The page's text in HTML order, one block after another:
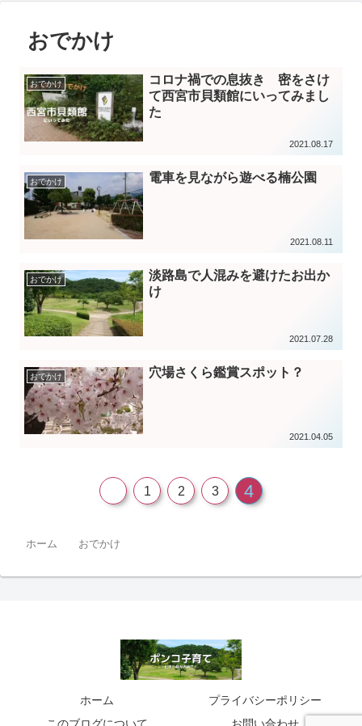
おでかけ
おでかけ
コロナ禍での息抜き 密をさけ
て西宮市貝類館にいってみまし
た
2021.08.17
おでかけ 電車を見ながら遊べる楠公園
2021.08.11
おでかけ
淡路島で人混みを避けたお出か
け
2021.07.28
おでかけ 穴場さくら鑑賞スポット？
2021.04.05
1 2 3 4
ホーム おでかけ
ホーム
プライバシーポリシー